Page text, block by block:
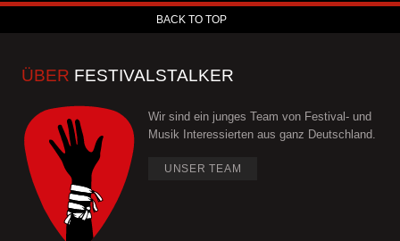
BACK TO TOP
ÜBER FESTIVALSTALKER
Wir sind ein junges Team von Festival- und
Musik Interessierten aus ganz Deutschland.
UNSER TEAM